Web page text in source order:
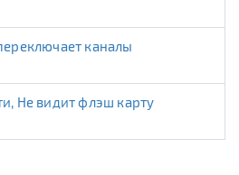
каналы
Не видит флэш карту